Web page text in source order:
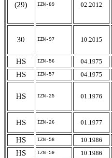
(29) IZN-89 02.2012
30 IZN-97 10.2015
HS IZN-56 04.1975
HS
IZN-57 04.1975
HS IZN-25 01.1976
HS IZN-26 01.1977
HS IZN-58 10.1986
HS
IZN-59 10.1986